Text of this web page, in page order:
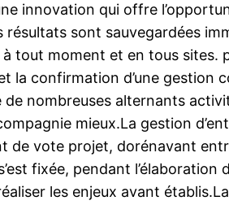
innovation qui offre
sont sauvegardées
tout moment et en tous sites.
la confirmation d’une
nombreuses alternants
mieux.La gestion
de vote projet, dorénavant
fixée, pendant
les enjeux avant